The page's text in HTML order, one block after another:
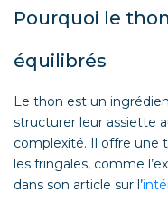
Pourquoi le
équilibrés
Le thon est un
structurer leur assiette
complexité. Il offre une
les fringales, comme
dans son article sur l’